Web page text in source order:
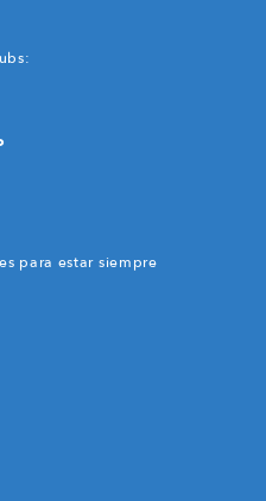
para estar siempre